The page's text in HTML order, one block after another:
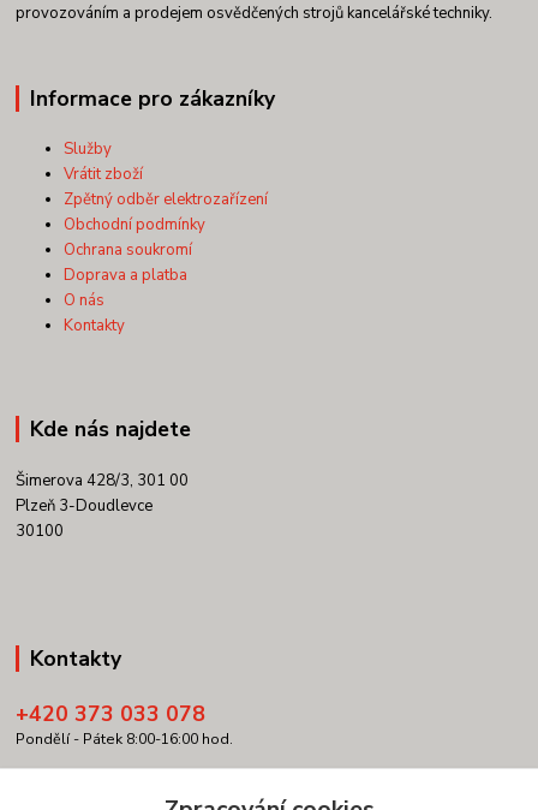
provozováním a prodejem osvědčených strojů kancelářské techniky.
Informace pro zákazníky
Služby
Vrátit zboží
Zpětný odběr elektrozařízení
Obchodní podmínky
Ochrana soukromí
Doprava a platba
O nás
Kontakty
Kde nás najdete
Šimerova 428/3, 301 00
Plzeň 3-Doudlevce
30100
Kontakty
+420 373 033 078
Pondělí - Pátek 8:00-16:00 hod.